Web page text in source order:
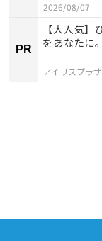
2026/08/07
PR
【大人気
をあなたに。
アイリスプラザ